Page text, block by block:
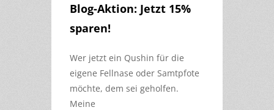
Blog-Aktion: Jetzt 15%
sparen!
Wer jetzt ein Qushin für die
eigene Fellnase oder Samtpfote
möchte, dem sei geholfen.
Meine